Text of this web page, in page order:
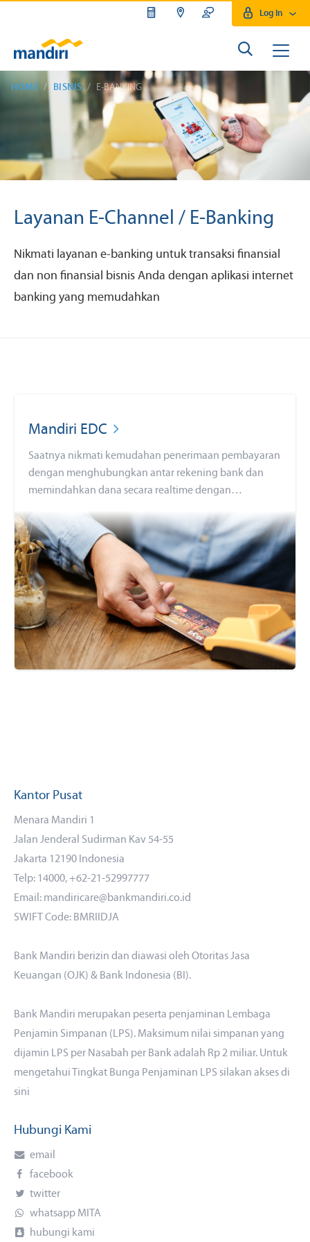
Log In
HOME BISNIS E-BANKING
Layanan E-Channel / E-Banking
Nikmati layanan e-banking untuk transaksi finansial
dan non finansial bisnis Anda dengan aplikasi internet
banking yang memudahkan
Mandiri EDC
Saatnya nikmati kemudahan penerimaan pembayaran
dengan menghubungkan antar rekening bank dan
memindahkan dana secara realtime dengan
Kantor Pusat
Menara Mandiri 1
Jalan Jenderal Sudirman Kav 54-55
Jakarta 12190 Indonesia
Telp: 14000, +62-21-52997777
Email: mandiricare@bankmandiri.co.id
SWIFT Code: BMRIIDJA
Bank Mandiri berizin dan diawasi oleh Otoritas Jasa
Keuangan (OJK) & Bank Indonesia (BI).
Bank Mandiri merupakan peserta penjaminan Lembaga
Penjamin Simpanan (LPS). Maksimum nilai simpanan yang
dijamin LPS per Nasabah per Bank adalah Rp 2 miliar. Untuk
mengetahui Tingkat Bunga Penjaminan LPS silakan aksesdi
sini
Hubungi Kami
email
facebook
twitter
whatsapp MITA
hubungi kami